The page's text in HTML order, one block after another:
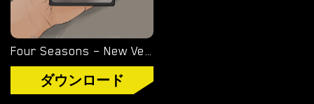
を
ダ
Four Seasons – New Version 0.6 [Hitozuma]
ダウンロード